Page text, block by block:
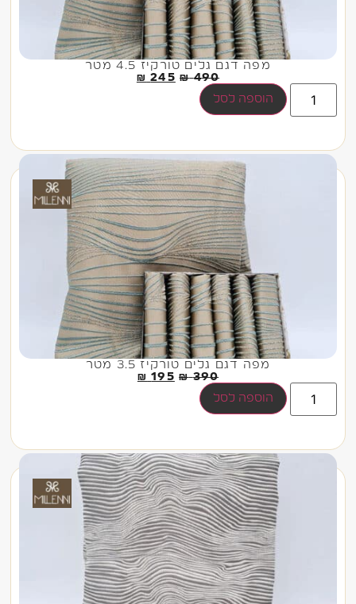
מפה דגם גלים טורקיז 4.5 מטר
490
₪
245
₪
הוספה לסל
מפה דגם גלים טורקיז 3.5 מטר
390
₪
195
₪
הוספה לסל